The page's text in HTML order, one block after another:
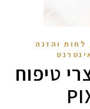
לחות והזנה
טיפוח